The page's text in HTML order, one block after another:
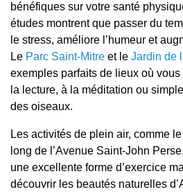
bénéfiques sur votre santé
études montrent que passer du
le stress, améliore l’humeur et
Le Parc Saint-Mitre et le Jardin de
exemples parfaits de lieux où
la lecture, à la méditation ou
des oiseaux.
Les activités de plein air, comme
long de l’Avenue Saint-John
une excellente forme d’exercice
découvrir les beautés naturelles